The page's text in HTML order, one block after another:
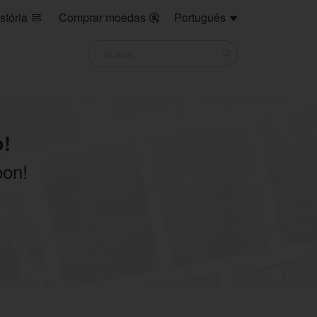
 Comprar moedas  Português 